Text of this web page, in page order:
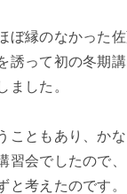
ぼ縁のなかった
誘って初の冬期
ました。
こともあり、か
習会でしたので
と考えたのです。